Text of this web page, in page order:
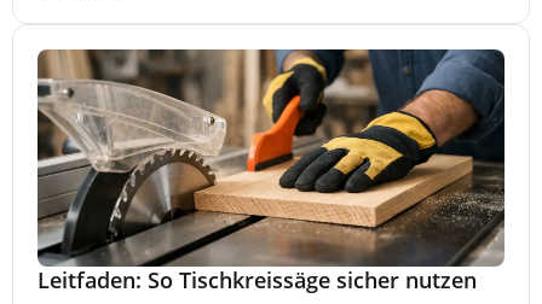
Leitfaden: So Tischkreissäge sicher nutzen